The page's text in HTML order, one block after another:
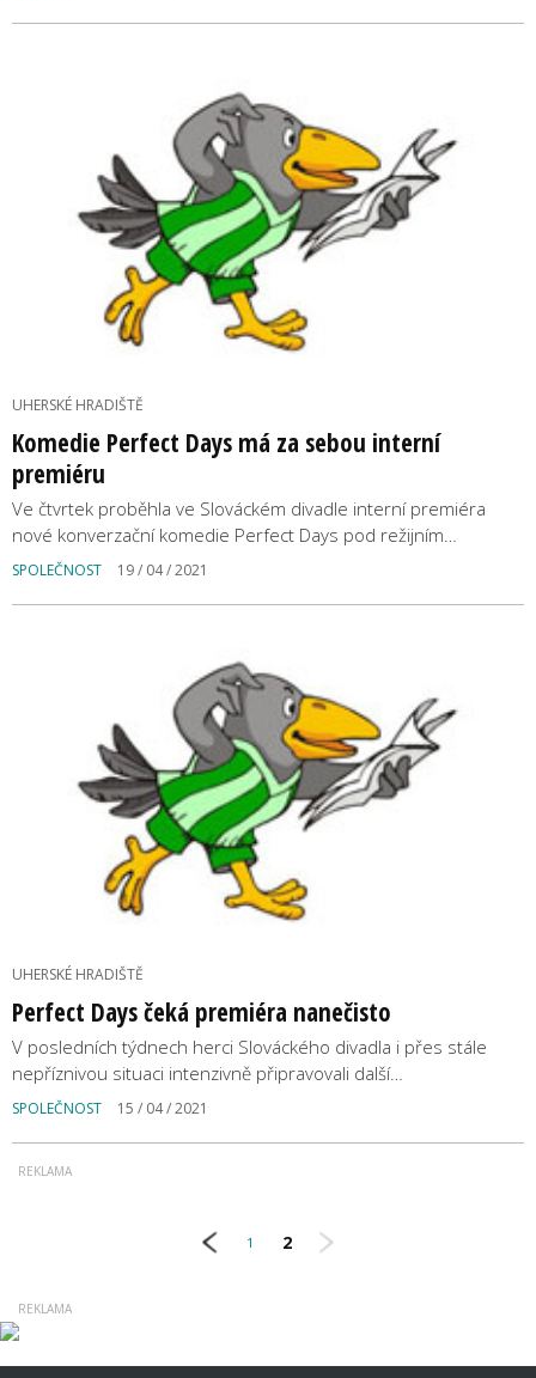
UHERSKÉ HRADIŠTĚ
Komedie Perfect Days má za sebou interní
premiéru
Ve čtvrtek proběhla ve Slováckém divadle interní premiéra
nové konverzační komedie Perfect Days pod režijním…
SPOLEČNOST 19 / 04 / 2021
UHERSKÉ HRADIŠTĚ
Perfect Days čeká premiéra nanečisto
V posledních týdnech herci Slováckého divadla i přes stále
nepříznivou situaci intenzivně připravovali další…
SPOLEČNOST 15 / 04 / 2021
1 2